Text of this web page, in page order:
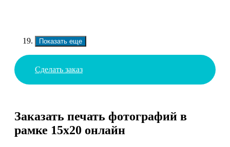
Показать еще
Сделать заказ
Заказать печать фотографий в
рамке 15х20 онлайн